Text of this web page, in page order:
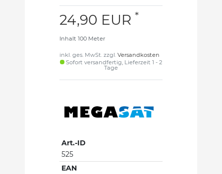
24,90 EUR *
Inhalt 100 Meter
inkl. ges. MwSt. zzgl. Versandkosten
Sofort versandfertig, Lieferzeit 1 - 2
Tage
Art.-ID
525
EAN